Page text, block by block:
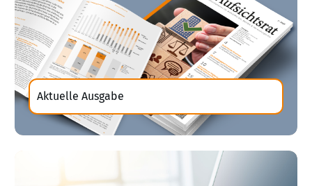
Aktuelle Ausgabe